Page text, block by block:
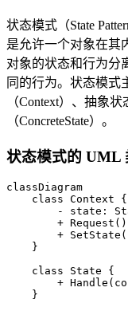
状态模式（State
是允许一个对象在其
对象的状态和行为分
同的行为。状态模式
（Context）、抽象
（ConcreteState）。
状态模式的 UML
classDiagram
    class Context {
- state:
+
+
    }
    class State {
+
    }